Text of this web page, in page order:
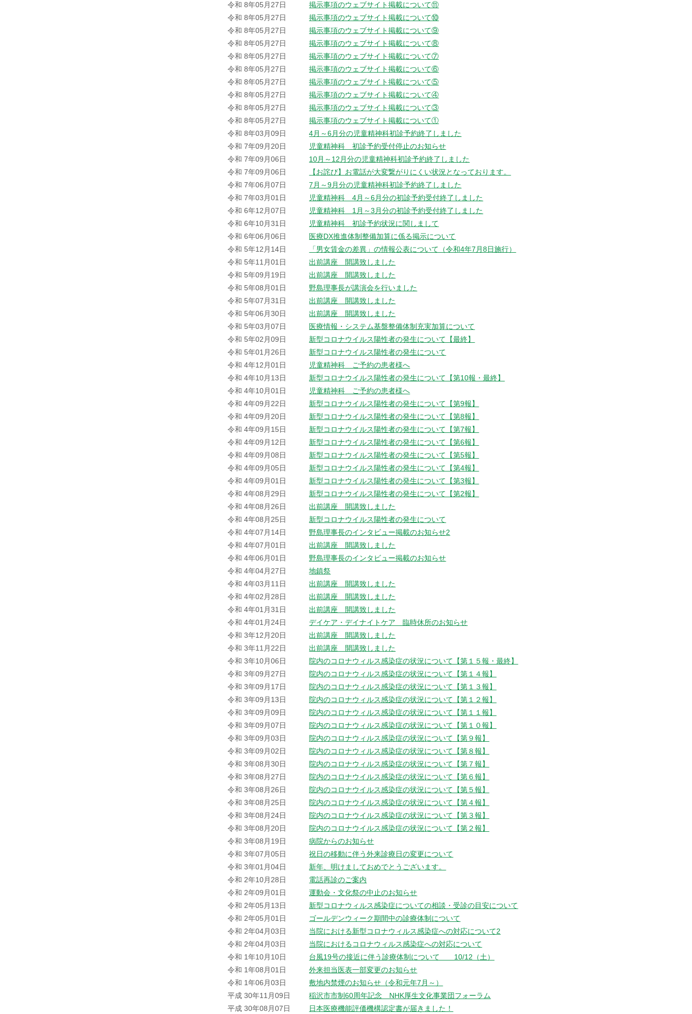
令和 8年05月27日
掲示事項のウェブサイト掲載について⑪
令和 8年05月27日
掲示事項のウェブサイト掲載について⑩
令和 8年05月27日
掲示事項のウェブサイト掲載について⑨
令和 8年05月27日
掲示事項のウェブサイト掲載について⑧
令和 8年05月27日
掲示事項のウェブサイト掲載について⑦
令和 8年05月27日
掲示事項のウェブサイト掲載について⑥
令和 8年05月27日
掲示事項のウェブサイト掲載について⑤
令和 8年05月27日
掲示事項のウェブサイト掲載について④
令和 8年05月27日
掲示事項のウェブサイト掲載について③
令和 8年05月27日
掲示事項のウェブサイト掲載について①
令和 8年03月09日
4月～6月分の児童精神科初診予約終了しました
令和 7年09月20日
児童精神科 初診予約受付停止のお知らせ
令和 7年09月06日
10月～12月分の児童精神科初診予約終了しました
令和 7年09月06日
【お詫び】お電話が大変繋がりにくい状況となっております。
令和 7年06月07日
7月～9月分の児童精神科初診予約終了しました
令和 7年03月01日
児童精神科 4月～6月分の初診予約受付終了しました
令和 6年12月07日
児童精神科 1月～3月分の初診予約受付終了しました
令和 6年10月31日
児童精神科 初診予約状況に関しまして
令和 6年06月06日
医療DX推進体制整備加算に係る掲示について
令和 5年12月14日
「男女賃金の差異」の情報公表について（令和4年7月8日施行）
令和 5年11月01日
出前講座 開講致しました
令和 5年09月19日
出前講座 開講致しました
令和 5年08月01日
野島理事長が講演会を行いました
令和 5年07月31日
出前講座 開講致しました
令和 5年06月30日
出前講座 開講致しました
令和 5年03月07日
医療情報・システム基盤整備体制充実加算について
令和 5年02月09日
新型コロナウイルス陽性者の発生について【最終】
令和 5年01月26日
新型コロナウイルス陽性者の発生について
令和 4年12月01日
児童精神科 ご予約の患者様へ
令和 4年10月13日
新型コロナウイルス陽性者の発生について【第10報・最終】
令和 4年10月01日
児童精神科 ご予約の患者様へ
令和 4年09月22日
新型コロナウイルス陽性者の発生について【第9報】
令和 4年09月20日
新型コロナウイルス陽性者の発生について【第8報】
令和 4年09月15日
新型コロナウイルス陽性者の発生について【第7報】
令和 4年09月12日
新型コロナウイルス陽性者の発生について【第6報】
令和 4年09月08日
新型コロナウイルス陽性者の発生について【第5報】
令和 4年09月05日
新型コロナウイルス陽性者の発生について【第4報】
令和 4年09月01日
新型コロナウイルス陽性者の発生について【第3報】
令和 4年08月29日
新型コロナウイルス陽性者の発生について【第2報】
令和 4年08月26日
出前講座 開講致しました
令和 4年08月25日
新型コロナウイルス陽性者の発生について
令和 4年07月14日
野島理事長のインタビュー掲載のお知らせ2
令和 4年07月01日
出前講座 開講致しました
令和 4年06月01日
野島理事長のインタビュー掲載のお知らせ
令和 4年04月27日
地鎮祭
令和 4年03月11日
出前講座 開講致しました
令和 4年02月28日
出前講座 開講致しました
令和 4年01月31日
出前講座 開講致しました
令和 4年01月24日
デイケア・デイナイトケア 臨時休所のお知らせ
令和 3年12月20日
出前講座 開講致しました
令和 3年11月22日
出前講座 開講致しました
令和 3年10月06日
院内のコロナウィルス感染症の状況について【第１５報・最終】
令和 3年09月27日
院内のコロナウィルス感染症の状況について【第１４報】
令和 3年09月17日
院内のコロナウィルス感染症の状況について【第１３報】
令和 3年09月13日
院内のコロナウィルス感染症の状況について【第１２報】
令和 3年09月09日
院内のコロナウィルス感染症の状況について【第１１報】
令和 3年09月07日
院内のコロナウィルス感染症の状況について【第１０報】
令和 3年09月03日
院内のコロナウィルス感染症の状況について【第９報】
令和 3年09月02日
院内のコロナウィルス感染症の状況について【第８報】
令和 3年08月30日
院内のコロナウィルス感染症の状況について【第７報】
令和 3年08月27日
院内のコロナウイルス感染症の状況について【第６報】
令和 3年08月26日
院内のコロナウイルス感染症の状況について【第５報】
令和 3年08月25日
院内のコロナウイルス感染症の状況について【第４報】
令和 3年08月24日
院内のコロナウイルス感染症の状況について【第３報】
令和 3年08月20日
院内のコロナウイルス感染症の状況について【第２報】
令和 3年08月19日
病院からのお知らせ
令和 3年07月05日
祝日の移動に伴う外来診療日の変更について
令和 3年01月04日
新年、明けましておめでとうございます。
令和 2年10月28日
電話再診のご案内
令和 2年09月01日
運動会・文化祭の中止のお知らせ
令和 2年05月13日
新型コロナウィルス感染症についての相談・受診の目安について
令和 2年05月01日
ゴールデンウィーク期間中の診療体制について
令和 2年04月03日
当院における新型コロナウィルス感染症への対応について2
令和 2年04月03日
当院におけるコロナウィルス感染症への対応について
令和 1年10月10日
台風19号の接近に伴う診療体制について 10/12（土）
令和 1年08月01日
外来担当医表一部変更のお知らせ
令和 1年06月03日
敷地内禁煙のお知らせ（令和元年7月～）
平成 30年11月09日
稲沢市市制60周年記念 NHK厚生文化事業団フォーラム
平成 30年08月07日
日本医療機能評価機構認定書が届きました！